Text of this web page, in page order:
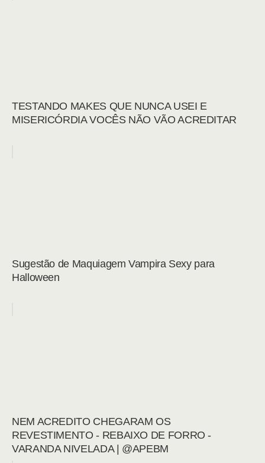
TESTANDO MAKES QUE NUNCA USEI E
MISERICÓRDIA VOCÊS NÃO VÃO ACREDITAR
Sugestão de Maquiagem Vampira Sexy para
Halloween
NEM ACREDITO CHEGARAM OS
REVESTIMENTO - REBAIXO DE FORRO -
VARANDA NIVELADA | @APEBM